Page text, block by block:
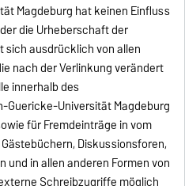
Magdeburg hat keinen Einfluss
die Urheberschaft der
sich ausdrücklich von allen
nach der Verlinkung verändert
innerhalb des
Universität Magdeburg
für Fremdeinträge in vom
Diskussionsforen,
und in allen anderen Formen von
Schreibzugriffe möglich